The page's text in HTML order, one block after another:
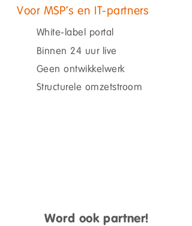
Voor MSP's en IT-partners
White-label portal
Binnen 24 uur live
Geen ontwikkelwerk
Structurele omzetstroom
Word ook partner!